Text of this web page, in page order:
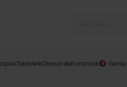
TabletekOkosórákKonzolok